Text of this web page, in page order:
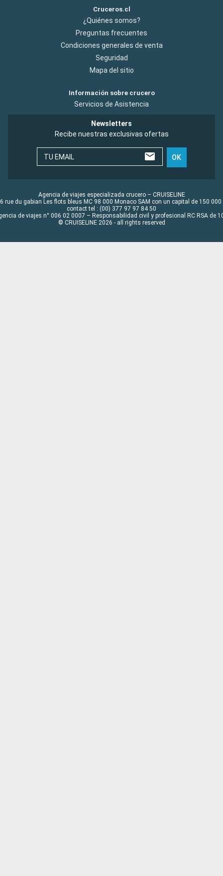
Cruceros.cl
¿Quiénes somos?
Preguntas frecuentes
Condiciones generales de venta
Seguridad
Mapa del sitio
Información sobre crucero
Servicios de Asistencia
Newsletters
Recibe nuestras exclusivas ofertas
TU EMAIL OK
Agencia de viajes especializada crucero – CRUISELINE
rue du gabian Les flots bleus MC 98 000 Monaco SAM con un capital de 150 000
contact tel : (00) 377 97 97 84 50
de viajes n° 006 02 0007 – Responsabilidad civil y profesional RC RSA de
© CRUISELINE 2026 - all rights reserved